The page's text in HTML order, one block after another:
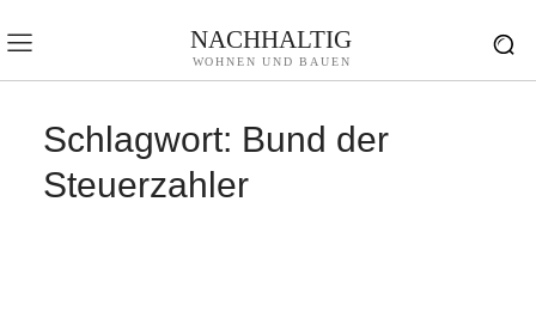
NACHHALTIG
WOHNEN UND BAUEN
Schlagwort: Bund der
Steuerzahler